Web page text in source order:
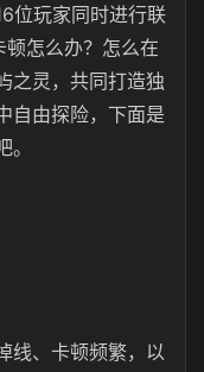
位玩家同时进行联
怎么办？怎么在
之灵，共同打造独
自由探险，下面是
线、卡顿频繁，以